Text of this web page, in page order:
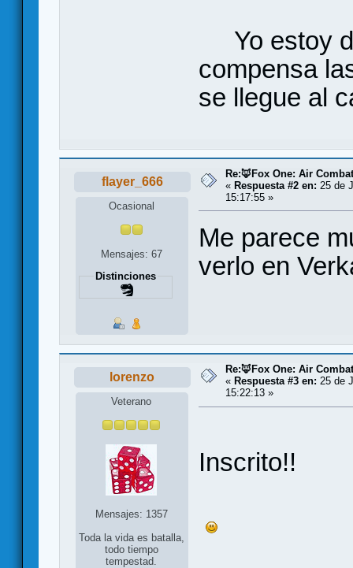
Yo estoy
compensa
se llegue al
flayer_666
Ocasional
Mensajes: 67
Distinciones
Re:🦊Fox One: Air
« Respuesta #2 en: 25 de
15:17:55 »
Me parece
verlo en
lorenzo
Veterano
Mensajes: 1357
Toda la vida es batalla,
todo tiempo
tempestad.
Re:🦊Fox One: Air
« Respuesta #3 en: 25 de
15:22:13 »
Inscrito!!